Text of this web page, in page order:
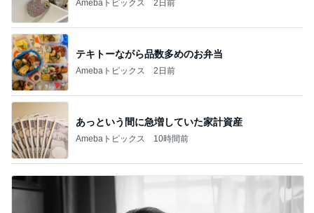
Amebaトピックス 2日前
テキトーながら品数多めのお弁当
Amebaトピックス 2日前
あっという間に急増していた家計資産
Amebaトピックス 10時間前